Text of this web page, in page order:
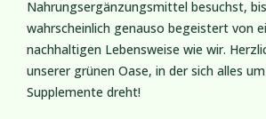
Nahrungsergänzungsmittel besuchst,
wahrscheinlich genauso begeistert von
nachhaltigen Lebensweise wie wir.
unserer grünen Oase, in der sich alles
Supplemente dreht!